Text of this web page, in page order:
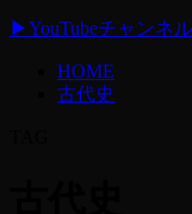
▶YouTubeチャンネ
HOME
古代史